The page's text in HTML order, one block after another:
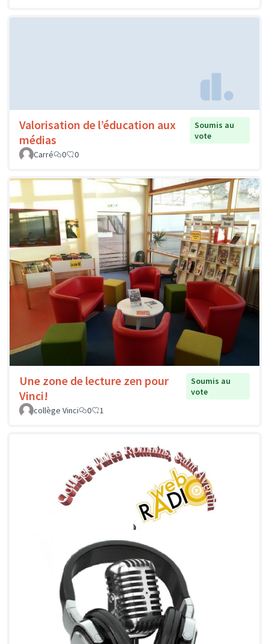
Valorisation de l’éducation aux
médias
Soumis au
vote
Carré
0 0
Une zone de lecture zen pour
Vinci!
Soumis au
vote
collège Vinci
0 1